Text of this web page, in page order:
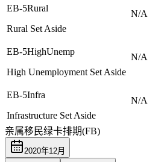
EB-5Rural
Rural Set Aside
N/A
EB-5HighUnemp
High Unemployment Set Aside
N/A
EB-5Infra
Infrastructure Set Aside
N/A
亲属移民绿卡排期(FB)
2020年12月